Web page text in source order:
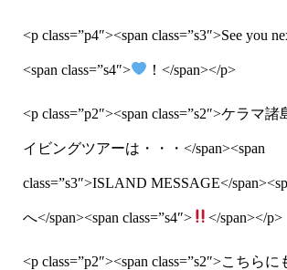
<p class=”p4″><span class=”s3″>See you
<span class=”s4″> ！</span></p>
<p class=”p2″><span class=”s2″>ケラマ
イビングツアーは・・・</span><span
class=”s3″>ISLAND MESSAGE</
へ</span><span class=”s4″> </span></p>
<p class=”p2″><span class=”s2″>こちら